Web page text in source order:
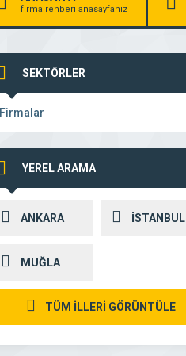
firma rehberi anasayfanız
SEKTÖRLER
Firmalar
YEREL ARAMA
ANKARA İSTANBUL
MUĞLA
TÜM İLLERİ GÖRÜNTÜLE